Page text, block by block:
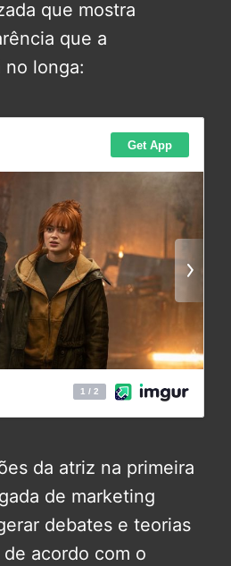
que mostra
que a
no longa:
da atriz na primeira
de marketing
debates e teorias
acordo com o